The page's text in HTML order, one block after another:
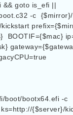
&& goto is_efi ||
-c
BOOTIF={$mac}
boot/bootx64.efi -c
{$server}/